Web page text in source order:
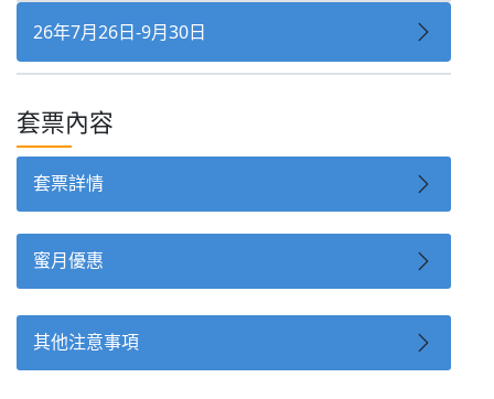
26年7月26日-9月30日
套票內容
套票詳情
蜜月優惠
其他注意事項